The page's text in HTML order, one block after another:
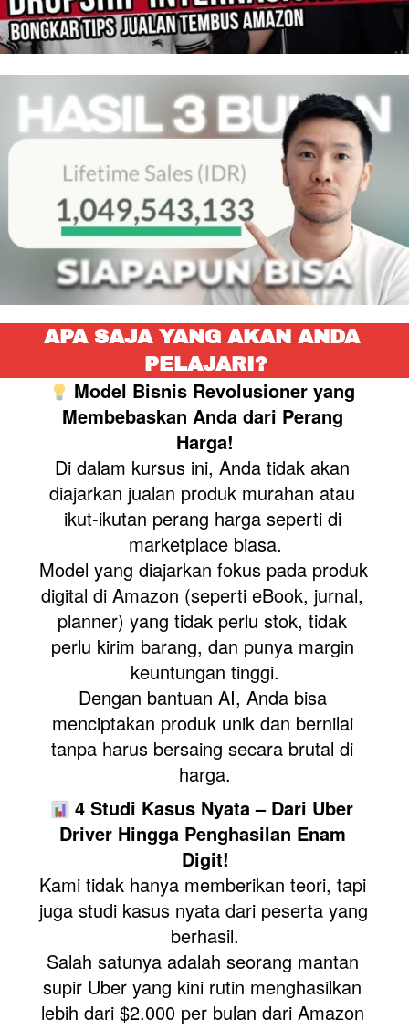
APA SAJA YANG AKAN ANDA
PELAJARI?
Model Bisnis Revolusioner yang
Membebaskan Anda dari Perang
Harga!
Di dalam kursus ini, Anda tidak akan
diajarkan jualan produk murahan atau
ikut-ikutan perang harga seperti di
marketplace biasa.
Model yang diajarkan fokus pada produk
digital di Amazon (seperti eBook, jurnal,
planner) yang tidak perlu stok, tidak
perlu kirim barang, dan punya margin
keuntungan tinggi.
Dengan bantuan AI, Anda bisa
menciptakan produk unik dan bernilai
tanpa harus bersaing secara brutal di
harga.
4 Studi Kasus Nyata – Dari Uber
Driver Hingga Penghasilan Enam
Digit!
Kami tidak hanya memberikan teori, tapi
juga studi kasus nyata dari peserta yang
berhasil.
Salah satunya adalah seorang mantan
supir Uber yang kini rutin menghasilkan
lebih dari $2.000 per bulan dari Amazon